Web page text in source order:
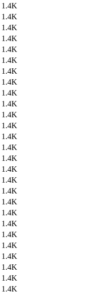
1.4K
1.4K
1.4K
1.4K
1.4K
1.4K
1.4K
1.4K
1.4K
1.4K
1.4K
1.4K
1.4K
1.4K
1.4K
1.4K
1.4K
1.4K
1.4K
1.4K
1.4K
1.4K
1.4K
1.4K
1.4K
1.4K
1.4K